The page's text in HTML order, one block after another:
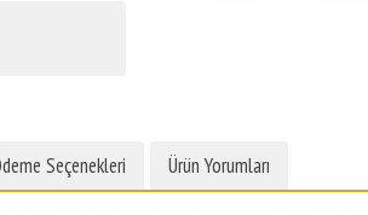
Seçenekleri Ürün Yorumları